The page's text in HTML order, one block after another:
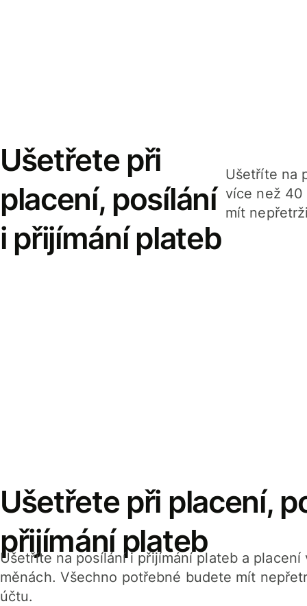
Ušetřete při
placení, posílání
i přijímání plateb
Ušetříte na
více než 40
mít
Ušetřete při placení,
přijímání plateb
Ušetříte na posílání i přijímání plateb a
měnách. Všechno potřebné budete mít
účtu.